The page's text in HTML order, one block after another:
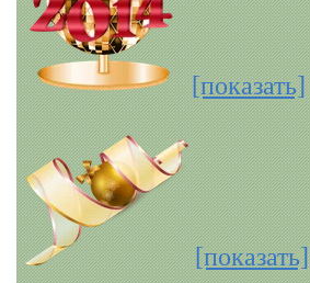
[показать]
[показать]